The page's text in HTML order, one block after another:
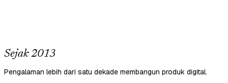
Sejak 2013
Pengalaman lebih dari satu dekade membangun produk digital.